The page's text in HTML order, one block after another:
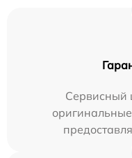
Сервисный